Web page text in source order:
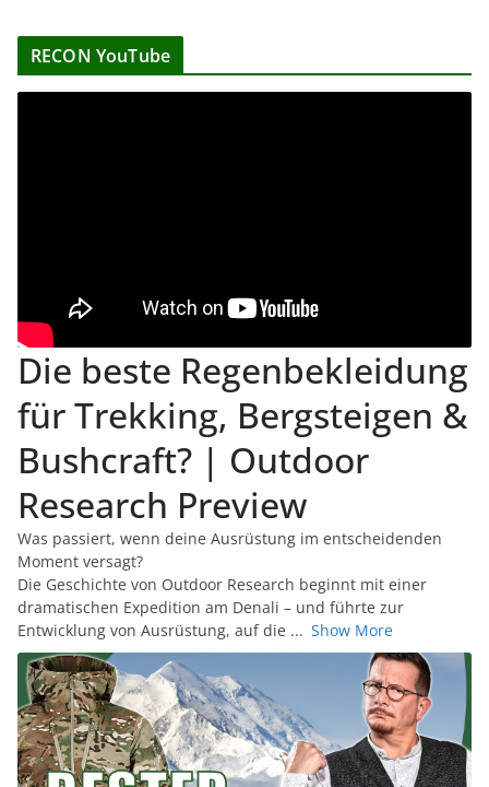
RECON YouTube
Die beste Regenbekleidung
für Trekking, Bergsteigen &
Bushcraft? | Outdoor
Research Preview
Was passiert, wenn deine Ausrüstung im entscheidenden
Moment versagt?
Die Geschichte von Outdoor Research beginnt mit einer
dramatischen Expedition am Denali – und führte zur
Entwicklung von Ausrüstung, auf die ... Show More